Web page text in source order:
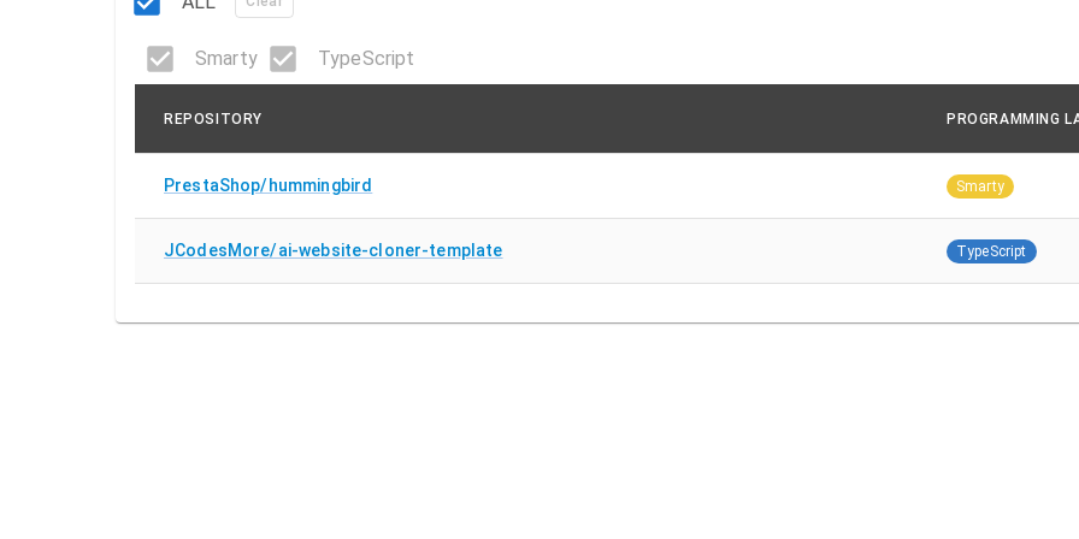
Smarty TypeScript
REPOSITORY PROGRAMMING
PrestaShop/hummingbird Smarty
JCodesMore/ai-website-cloner-template TypeScript